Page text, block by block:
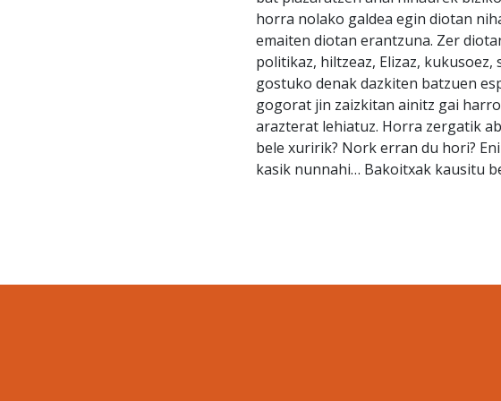
horra nolako galdea egin diotan
emaiten diotan erantzuna. Zer
politikaz, hiltzeaz, Elizaz,
gostuko denak dazkiten batzuen
gogorat jin zaizkitan ainitz gai
arazterat lehiatuz. Horra zergatik
bele xuririk? Nork erran du hori?
kasik nunnahi… Bakoitxak kausitu